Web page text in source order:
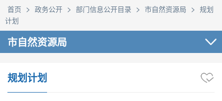
首页 > 政务公开 > 部门信息公开目录 > 市自然资源局 > 规划
计划
市自然资源局
规划计划